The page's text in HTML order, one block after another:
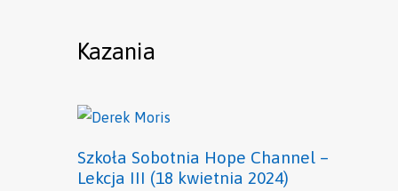
Kazania
Szkoła Sobotnia Hope Channel –
Lekcja III (18 kwietnia 2024)